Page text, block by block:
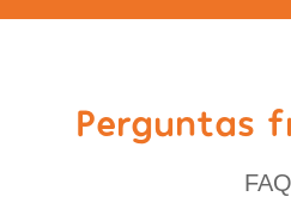
Perguntas
FAQ